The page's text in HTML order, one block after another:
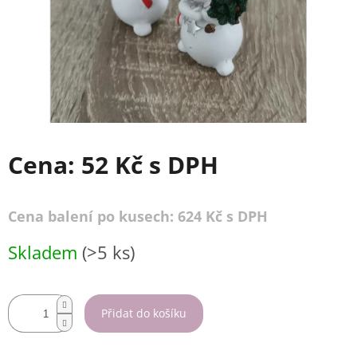
Cena: 52 Kč s DPH
Cena balení po kusech: 624 Kč s DPH
cena:
Skladem (>5 ks)
Přidat do košíku